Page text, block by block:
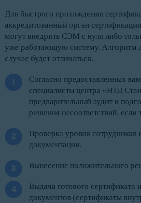
Для быстрого прохождения
аккредитованный орган
могут внедрить СЭМ с нуля либо
уже работающую систему. Алгоритм
случае будет отличаться.
Согласно предоставленных
специалисты центра «НТД
предварительный аудит и
решения несоответствий, если
Проверка уровня сотрудников
документации.
Вынесение положительного
Выдача готового сертификата
документов (сертификаты